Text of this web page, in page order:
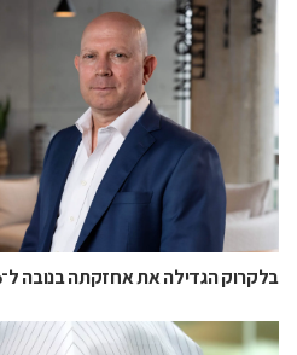
בלקרוק הגדילה את אחזקתה בנובה ל־6.8%